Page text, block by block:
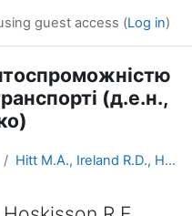
guest access (Log in)
(д.е.н.,
Hitt M.A., Ireland R.D., Hoskisson R.E. Strategic ...